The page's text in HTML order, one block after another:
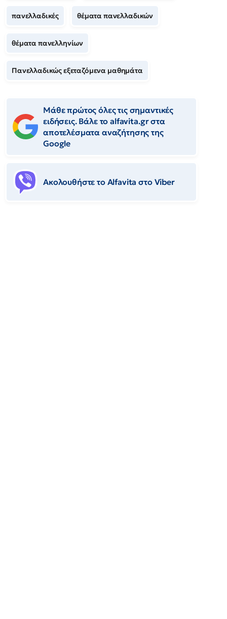
πανελλαδικές θέματα πανελλαδικών
θέματα πανελληνίων
Πανελλαδικώς εξεταζόμενα μαθημάτα
Μάθε πρώτος όλες τις σημαντικές
ειδήσεις. Βάλε το alfavita.gr στα
αποτελέσματα αναζήτησης της
Google
Ακολουθήστε το Αlfavita στο Viber